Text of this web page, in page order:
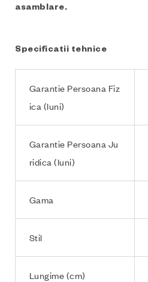
asamblare.
Specificatii tehnice
Garantie Persoana Fiz
ica (luni)
Garantie Persoana Ju
ridica (luni)
Gama
Stil
Lungime (cm)